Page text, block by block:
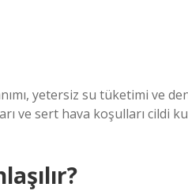
yetersiz su tüketimi ve
ve sert hava koşulları cildi